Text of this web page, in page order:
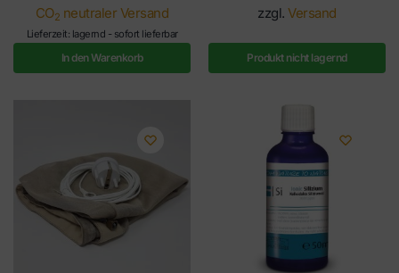
CO2 neutraler Versand
Lieferzeit: lagernd - sofort lieferbar
In den Warenkorb
zzgl.Versand
Produkt nicht lagernd